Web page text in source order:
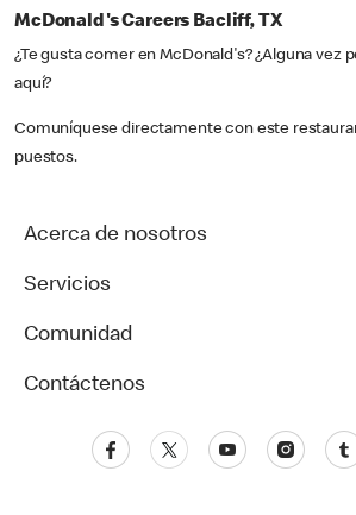
McDonald's Careers Bacliff, TX
¿Te gusta comer en McDonald's? ¿Alguna vez
aquí?
Comuníquese directamente con este
puestos.
Acerca de nosotros
Servicios
Comunidad
Contáctenos